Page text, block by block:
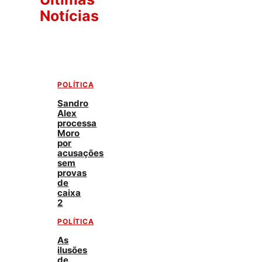
Notícias
POLÍTICA
Sandro
Alex
processa
Moro
por
acusações
sem
provas
de
caixa
2
POLÍTICA
As
ilusões